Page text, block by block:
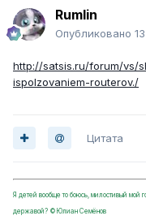
Rumlin
Опубликовано
http://satsis.ru/forum/vs/
ispolzovaniem-routerov./
Цитата
Я детей вообще то боюсь, милостивый мой
державой? ©Юлиан Семёнов